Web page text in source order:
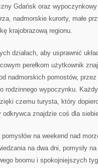
Gdańsk oraz
nadmorskie kurorty, małe
krajobrazową regionu.
działach, aby usprawnić
perełkom użytkownik
nadmorskich pomostów,
rodzinnego wypoczynku.
czemu turysta, który
odkrywca znajdzie coś dla
na weekend nad
na dwa dni, pomysły
boomu i spokojniejszych